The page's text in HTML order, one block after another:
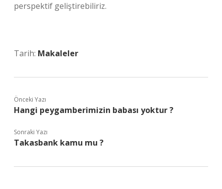
perspektif geliştirebiliriz.
Tarih: Makaleler
Önceki Yazı
Hangi peygamberimizin babası yoktur ?
Sonraki Yazı
Takasbank kamu mu ?